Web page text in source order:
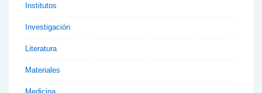
Institutos
Investigación
Literatura
Materiales